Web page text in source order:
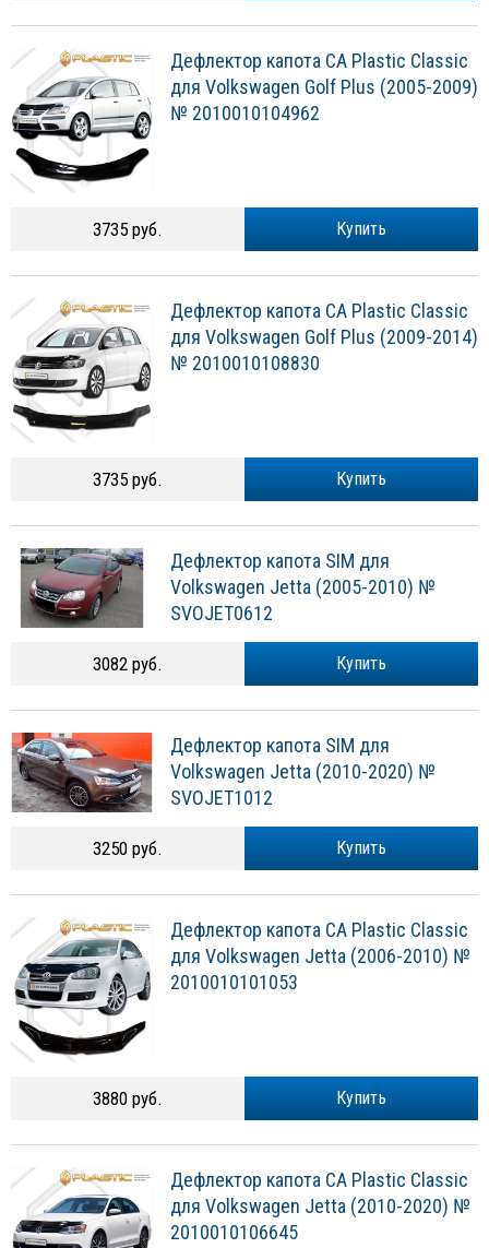
Дефлектор капота CA Plastic Classic
для Volkswagen Golf Plus (2005-2009)
№ 2010010104962
Купить
3735 руб.
Дефлектор капота CA Plastic Classic
для Volkswagen Golf Plus (2009-2014)
№ 2010010108830
Купить
3735 руб.
Дефлектор капота SIM для
Volkswagen Jetta (2005-2010) №
SVOJET0612
Купить
3082 руб.
Дефлектор капота SIM для
Volkswagen Jetta (2010-2020) №
SVOJET1012
Купить
3250 руб.
Дефлектор капота CA Plastic Classic
для Volkswagen Jetta (2006-2010) №
2010010101053
Купить
3880 руб.
Дефлектор капота CA Plastic Classic
для Volkswagen Jetta (2010-2020) №
2010010106645